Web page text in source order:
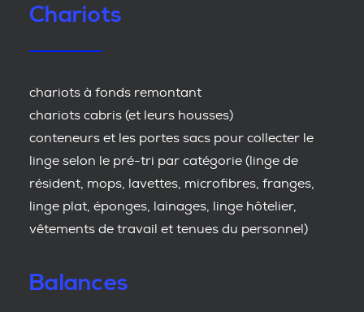
Chariots
chariots à fonds remontant
chariots cabris (et leurs housses)
conteneurs et les portes sacs pour collecter le
linge selon le pré-tri par catégorie (linge de
résident, mops, lavettes, microfibres, franges,
linge plat, éponges, lainages, linge hôtelier,
vêtements de travail et tenues du personnel)
Balances